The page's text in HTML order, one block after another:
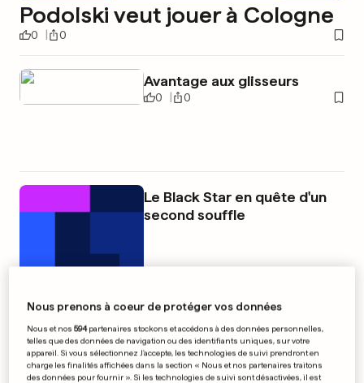
Podolski veut jouer à Cologne
0 0
Avantage aux glisseurs
0 0
Le Black Star en quête d'un
second souffle
PUBLICITÉ
Nous prenons à coeur de protéger vos données
Nous et nos594partenaires stockons et accédons à des données personnelles,
telles que des données de navigation ou des identifiants uniques, sur votre
appareil. Si vous sélectionnez J'accepte, les technologies de suivi prendront en
charge les finalités affichées dans la section « Nous et nos partenaires traitons
des données pour fournir ». Si les technologies de suivi sont désactivées, il est